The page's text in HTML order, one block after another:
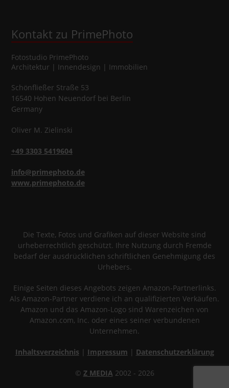
Kontakt zu PrimePhoto
Fotostudio PrimePhoto
Architektur | Innendesign | Immobilien
Schönfließer Straße 53
16540 Hohen Neuendorfbei Berlin
Germany
Oliver M. Zielinski
+49 3303 5419604
info@primephoto.de
www.primephoto.de
Die Texte, Fotos und Grafiken auf dieser Website sind
urheberrechtlich geschützt. Ihre Nutzung durch Fremde
bedarf der ausdrücklichen schriftlichen Genehmigung des
Urhebers.
Einige Seiten dieses Angebots zeigen Amazon-Partnerlinks.
Als Amazon-Partner verdiene ich an qualifizierten Verkäufen.
Amazon und das Amazon-Logo sind Warenzeichen von
Amazon.com, Inc. oder eines seiner verbundenen
Unternehmen.
Inhaltsverzeichnis | Impressum | Datenschutzerklärung
© Z MEDIA 2002 - 2026